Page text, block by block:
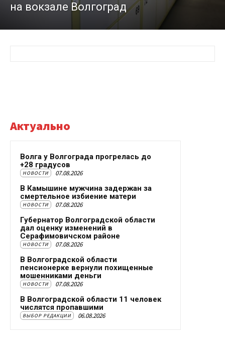
на вокзале Волгоград
Актуально
Волга у Волгограда прогрелась до
+28 градусов
НОВОСТИ 07.08.2026
В Камышине мужчина задержан за
смертельное избиение матери
НОВОСТИ 07.08.2026
Губернатор Волгоградской области
дал оценку изменений в
Серафимовичском районе
НОВОСТИ 07.08.2026
В Волгоградской области
пенсионерке вернули похищенные
мошенниками деньги
НОВОСТИ 07.08.2026
В Волгоградской области 11 человек
числятся пропавшими
ВЫБОР РЕДАКЦИИ 06.08.2026